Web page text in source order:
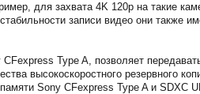
для захвата 4K 120p на такие
записи видео они также
Type A, позволяет
высокоскоростного резервного
Sony CFexpress Type A и SDXC